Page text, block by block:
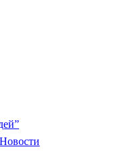
Новости